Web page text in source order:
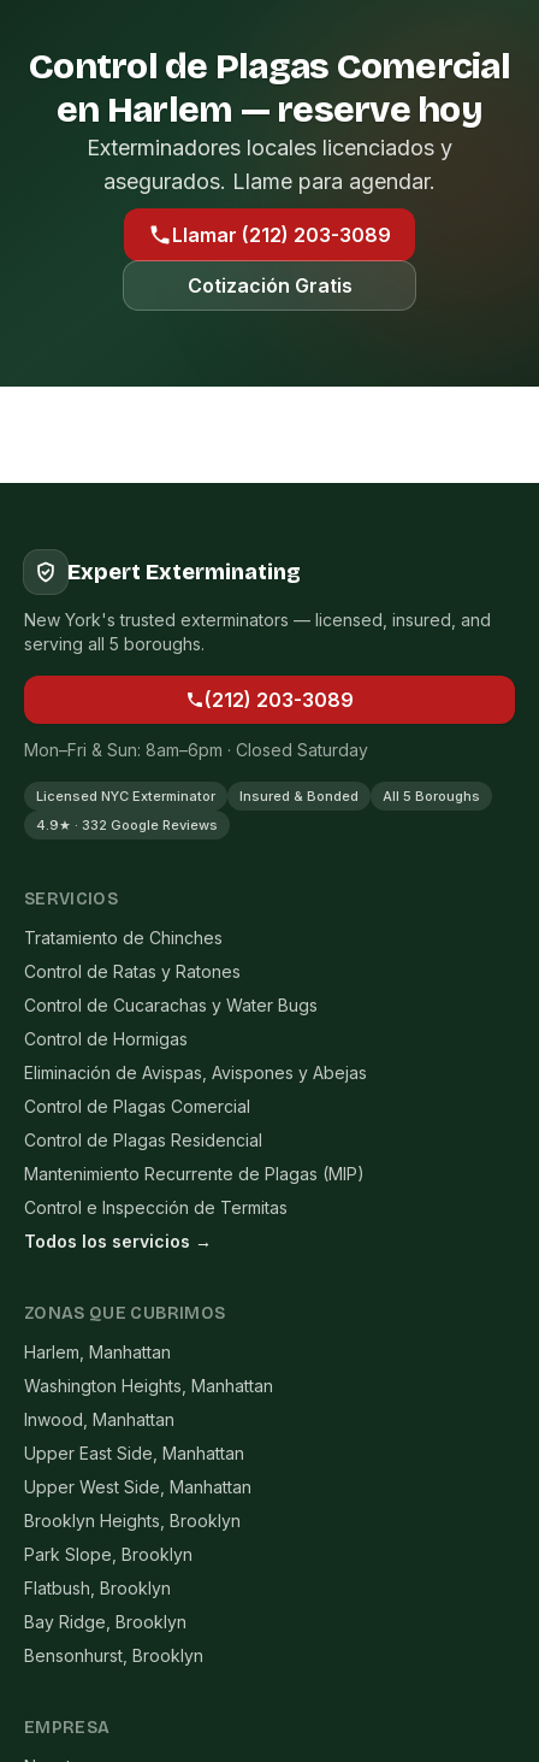
Control de Plagas Comercial
en Harlem — reserve hoy
Exterminadores locales licenciados y
asegurados. Llame para agendar.
Llamar (212) 203-3089
Cotización Gratis
Expert Exterminating
New York's trusted exterminators — licensed, insured, and
serving all 5 boroughs.
(212) 203-3089
Mon–Fri & Sun: 8am–6pm · Closed Saturday
Licensed NYC Exterminator Insured & Bonded
All 5 Boroughs
4.9★ · 332 Google Reviews
SERVICIOS
Tratamiento de Chinches
Control de Ratas y Ratones
Control de Cucarachas y Water Bugs
Control de Hormigas
Eliminación de Avispas, Avispones y Abejas
Control de Plagas Comercial
Control de Plagas Residencial
Mantenimiento Recurrente de Plagas (MIP)
Control e Inspección de Termitas
Todos los servicios →
ZONAS QUE CUBRIMOS
Harlem, Manhattan
Washington Heights, Manhattan
Inwood, Manhattan
Upper East Side, Manhattan
Upper West Side, Manhattan
Brooklyn Heights, Brooklyn
Park Slope, Brooklyn
Flatbush, Brooklyn
Bay Ridge, Brooklyn
Bensonhurst, Brooklyn
EMPRESA